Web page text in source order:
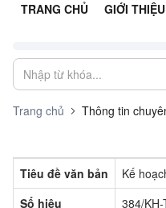
TRANG CHỦ GIỚI THIỆU
Trang chủ Thông tin
Tiêu đề văn bản
Kế
Số hiệu
384/KH-